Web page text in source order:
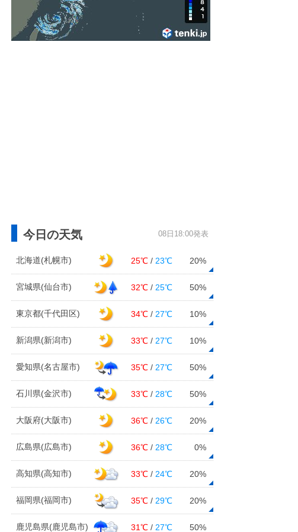
今日の天気 08日18:00発表
北海道(札幌市) 25℃ / 23℃ 20%
宮城県(仙台市) 32℃ / 25℃ 50%
東京都(千代田区) 34℃ / 27℃ 10%
新潟県(新潟市) 33℃ / 27℃ 10%
愛知県(名古屋市) 35℃ / 27℃ 50%
石川県(金沢市) 33℃ / 28℃ 50%
大阪府(大阪市) 36℃ / 26℃ 20%
広島県(広島市) 36℃ / 28℃ 0%
高知県(高知市) 33℃ / 24℃ 20%
福岡県(福岡市) 35℃ / 29℃ 20%
鹿児島県(鹿児島市) 31℃ / 27℃ 50%